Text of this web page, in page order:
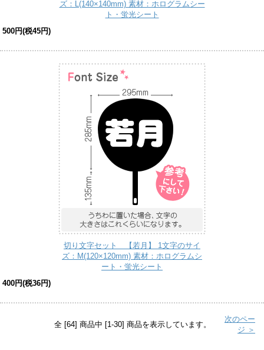
ズ：L(140×140mm) 素材：ホログラムシー
ト・蛍光シート
500円(税45円)
切り文字セット 【若月】 1文字のサイ
ズ：M(120×120mm) 素材：ホログラムシ
ート・蛍光シート
400円(税36円)
全 [64] 商品中 [1-30] 商品を表示しています。
次のペー
ジ ＞